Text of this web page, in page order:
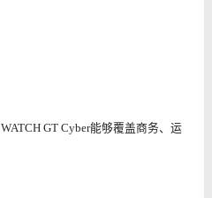
GT Cyber能够覆盖商务、运